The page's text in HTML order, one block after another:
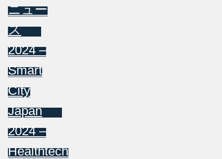
ニュー
ス
2024 –
Smart
City
Japan
2024 –
Healthtech